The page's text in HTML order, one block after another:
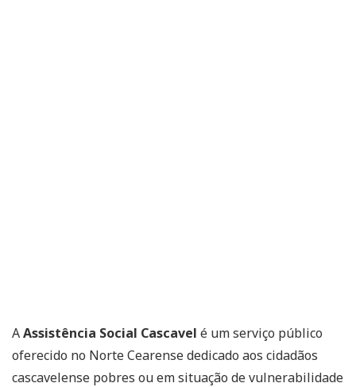
AAssistência Social Cascavel é um serviço público
oferecido no Norte Cearense dedicado aos cidadãos
cascavelense pobres ou em situação de vulnerabilidade